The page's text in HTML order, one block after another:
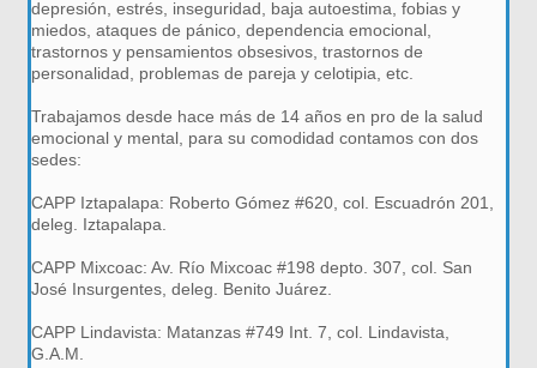
depresión, estrés, inseguridad, baja autoestima, fobias y
miedos, ataques de pánico, dependencia emocional,
trastornos y pensamientos obsesivos, trastornos de
personalidad, problemas de pareja y celotipia, etc.
Trabajamos desde hace más de 14 años en pro de la salud
emocional y mental, para su comodidad contamos con dos
sedes:
CAPP Iztapalapa: Roberto Gómez #620, col. Escuadrón 201,
deleg. Iztapalapa.
CAPP Mixcoac: Av. Río Mixcoac #198 depto. 307, col. San
José Insurgentes, deleg. Benito Juárez.
CAPP Lindavista: Matanzas #749 Int. 7, col. Lindavista,
G.A.M.